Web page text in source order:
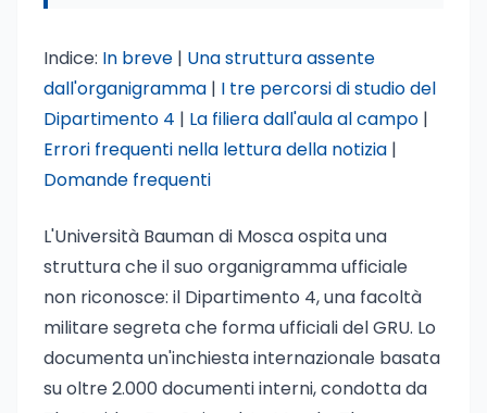
Indice: In breve | Una struttura assente
dall'organigramma | I tre percorsi di studio del
Dipartimento 4 | La filiera dall'aula al campo |
Errori frequenti nella lettura della notizia |
Domande frequenti
L'Università Bauman di Mosca ospita una
struttura che il suo organigramma ufficiale
non riconosce: il Dipartimento 4, una facoltà
militare segreta che forma ufficiali del GRU. Lo
documenta un'inchiesta internazionale basata
su oltre 2.000 documenti interni, condotta da